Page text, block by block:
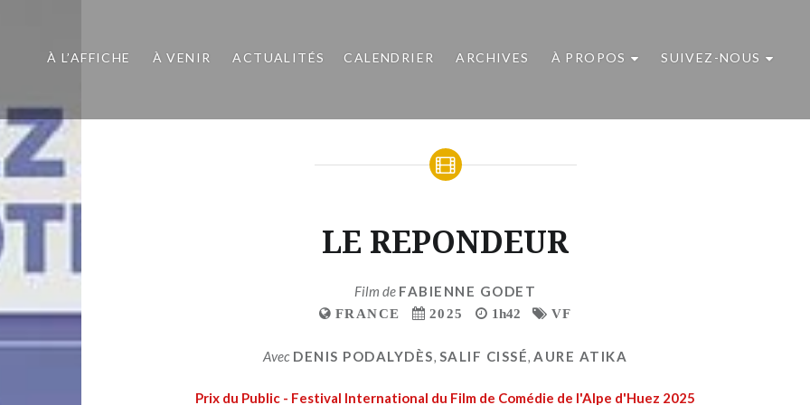
À L’AFFICHE À VENIR ACTUALITÉS CALENDRIER ARCHIVES À PROPOS SUIVEZ-NOUS
LE REPONDEUR
Film de FABIENNE GODET
FRANCE 2025 1h42 VF
Avec DENIS PODALYDÈS SALIF CISSÉ AURE ATIKA
Prix du Public - Festival International du Film de Comédie de l'Alpe d'Huez 2025